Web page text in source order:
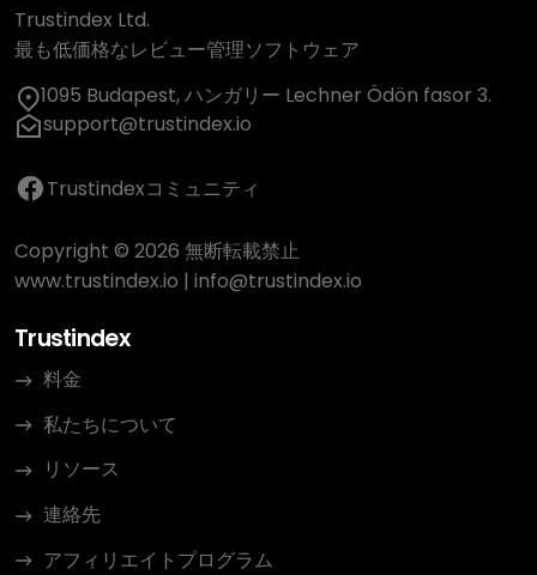
Trustindex Ltd.
最も低価格なレビュー管理ソフトウェア
1095 Budapest, ハンガリー Lechner Ödön fasor 3.
support@trustindex.io
Trustindexコミュニティ
Copyright © 2026 無断転載禁止
www.trustindex.io | info@trustindex.io
Trustindex
料金
私たちについて
リソース
連絡先
アフィリエイトプログラム